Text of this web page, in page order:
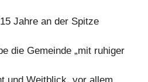
Jahre an der Spitze
die Gemeinde „mit ruhiger
und Weitblick, vor allem